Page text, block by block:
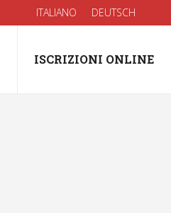
ITALIANO DEUTSCH
ISCRIZIONI ONLINE